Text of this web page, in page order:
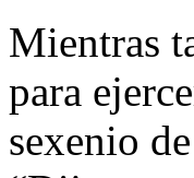
Mientras
para
sexenio